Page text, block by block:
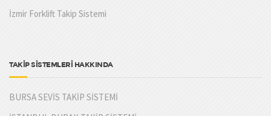
İzmir Forklift Takip Sistemi
TAKİP SİSTEMLERİ HAKKINDA
BURSA SEVİS TAKİP SİSTEMİ